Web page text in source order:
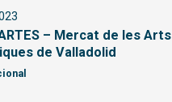
– Mercat de les Arts
de Valladolid